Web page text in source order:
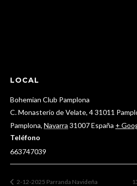
LOCAL
Bohemian Club Pamplona
C. Monasterio de Velate, 4 31011
Pamplona, Navarra 31007España +
Teléfono
663747039
2-12-2025 Parranda Navideña